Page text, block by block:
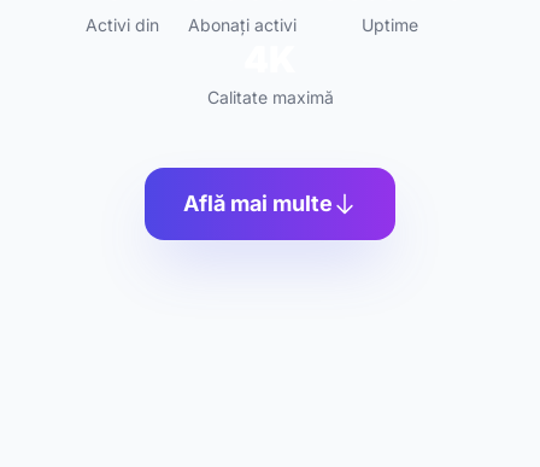
Activi din Abonați activi Uptime
Calitate maximă
Află mai multe